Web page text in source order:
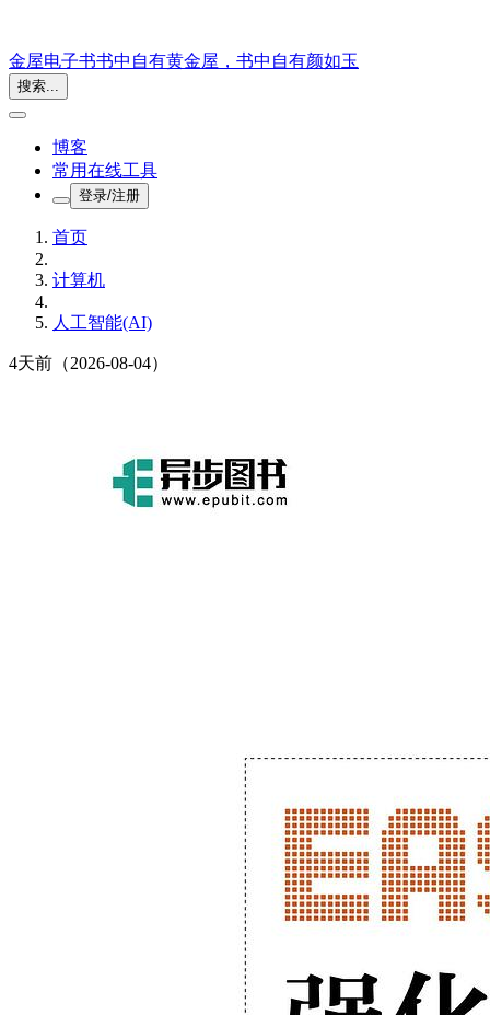
金屋电子书书中自有黄金屋，书中自有颜如玉
搜索...
博客
常用在线工具
登录/注册
首页
计算机
人工智能(AI)
4天前 （2026-08-04）